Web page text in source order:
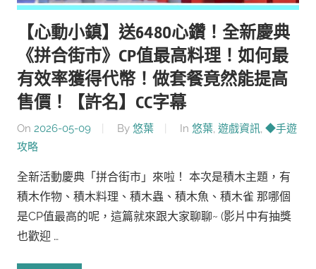
【心動小鎮】送6480心鑽！全新慶典
《拼合街市》CP值最高料理！如何最
有效率獲得代幣！做套餐竟然能提高
售價！【許名】CC字幕
On 2026-05-09 By 悠葉 In 悠葉, 遊戲資訊, ◆手遊
攻略
全新活動慶典「拼合街市」來啦！ 本次是積木主題，有
積木作物、積木料理、積木蟲、積木魚、積木雀 那哪個
是CP值最高的呢，這篇就來跟大家聊聊~ (影片中有抽獎
也歡迎 …